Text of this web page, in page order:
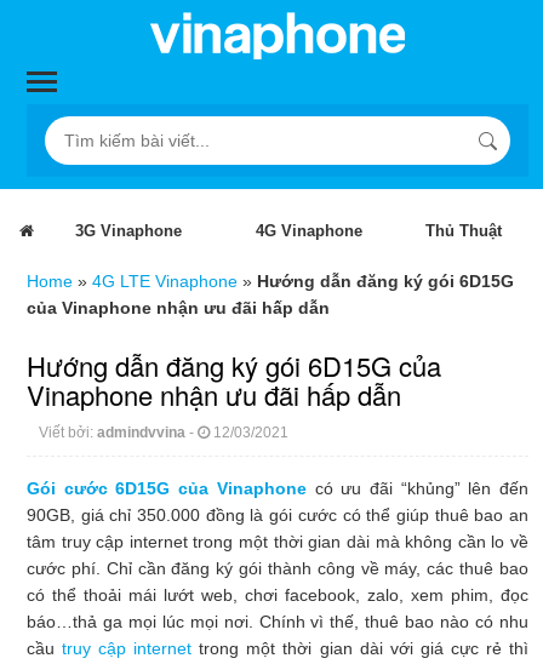
3G Vinaphone 4G Vinaphone Thủ Thuật
Home » 4G LTE Vinaphone » Hướng dẫn đăng ký gói 6D15G
của Vinaphone nhận ưu đãi hấp dẫn
Hướng dẫn đăng ký gói 6D15G của
Vinaphone nhận ưu đãi hấp dẫn
Viết bởi: admindvvina - 12/03/2021
Gói cước 6D15G của Vinaphonecó ưu đãi “khủng” lên đến
90GB, giá chỉ 350.000 đồng là gói cước có thể giúp thuê bao an
tâm truy cập internet trong một thời gian dài mà không cần lo về
cước phí. Chỉ cần đăng ký gói thành công về máy, các thuê bao
có thể thoải mái lướt web, chơi facebook, zalo, xem phim, đọc
báo…thả ga mọi lúc mọi nơi. Chính vì thế, thuê bao nào có nhu
cầutruy cập internet trong một thời gian dài với giá cực rẻ thì